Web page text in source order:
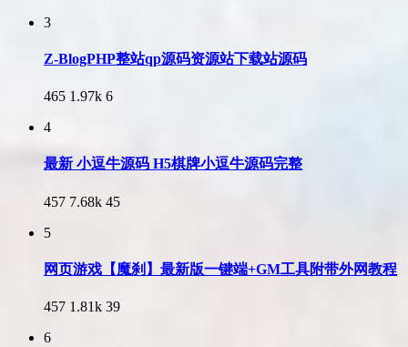
3
Z-BlogPHP整站qp源码资源站下载站源码
465 1.97k 6
4
最新 小逗牛源码 H5棋牌小逗牛源码完整
457 7.68k 45
5
网页游戏【魔刹】最新版一键端+GM工具附带外网教程
457 1.81k 39
6